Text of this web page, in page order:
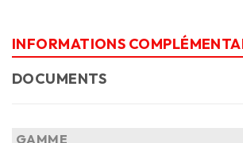
INFORMATIONS
DOCUMENTS
GAMME